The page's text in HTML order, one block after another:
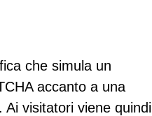
che simula un
accanto a una
visitatori viene quindi